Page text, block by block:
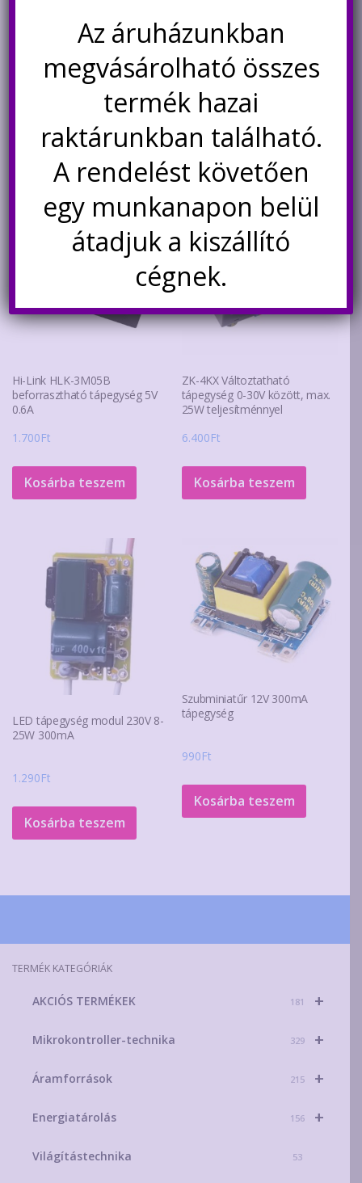
is:
Nincs készleten
Értesítésetek ha
újra elérhető
Kosárba teszem
Kapcsolódó termékek
Hi-Link HLK-3M05B
beforrasztható tápegység 5V
0.6A
1.700Ft
Kosárba teszem
ZK-4KX Változtatható
tápegység 0-30V között, max.
25W teljesítménnyel
6.400Ft
Kosárba teszem
LED tápegység modul 230V 8-
25W 300mA
1.290Ft
Kosárba teszem
Szubminiatűr 12V 300mA
tápegység
990Ft
Kosárba teszem
TERMÉK KATEGÓRIÁK
+
AKCIÓS TERMÉKEK 181
+
Mikrokontroller-technika 329
+
Áramforrások 215
+
Energiatárolás 156
Világítástechnika 53
Az áruházunkban
megvásárolható összes
termék hazai
raktárunkban található.
A rendelést követően
egy munkanapon belül
átadjuk a kiszállító
cégnek.